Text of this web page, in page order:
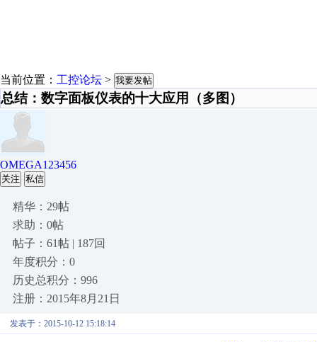
当前位置： 工控论坛 > 我要发帖
总结：数字面板仪表的十大应用（多图）
OMEGA123456
关注 私信
精华：29帖
求助：0帖
帖子：61帖 | 187回
年度积分：0
历史总积分：996
注册：2015年8月21日
发表于：2015-10-12 15:18:14